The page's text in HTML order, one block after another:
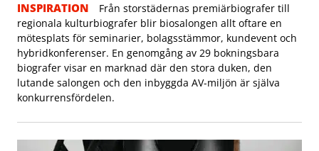
INSPIRATION
Från storstädernas premiärbiografer till
regionala kulturbiografer blir biosalongen allt oftare en
mötesplats för seminarier, bolagsstämmor, kundevent och
hybridkonferenser. En genomgång av 29 bokningsbara
biografer visar en marknad där den stora duken, den
lutande salongen och den inbyggda AV-miljön är själva
konkurrensfördelen.